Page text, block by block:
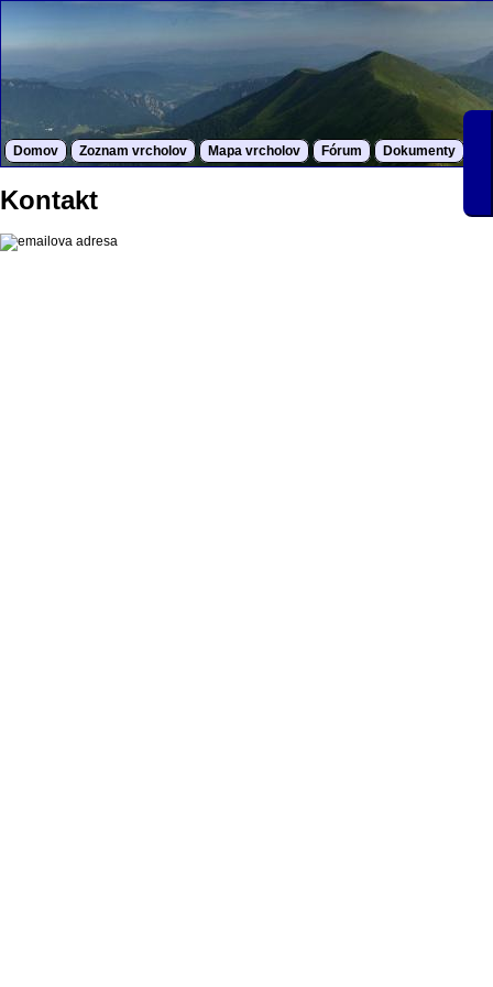
Domov Zoznam vrcholov Mapa vrcholov Fórum Dokumenty
Kontakt